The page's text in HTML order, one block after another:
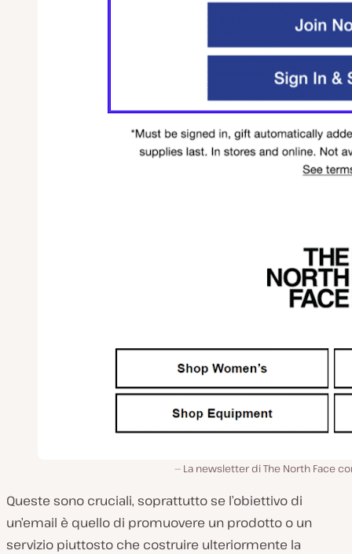
La newsletter di The North Face
Queste sono cruciali, soprattutto se l’obiettivo di
un’email è quello di promuovere un prodotto o un
servizio piuttosto che costruire ulteriormente la